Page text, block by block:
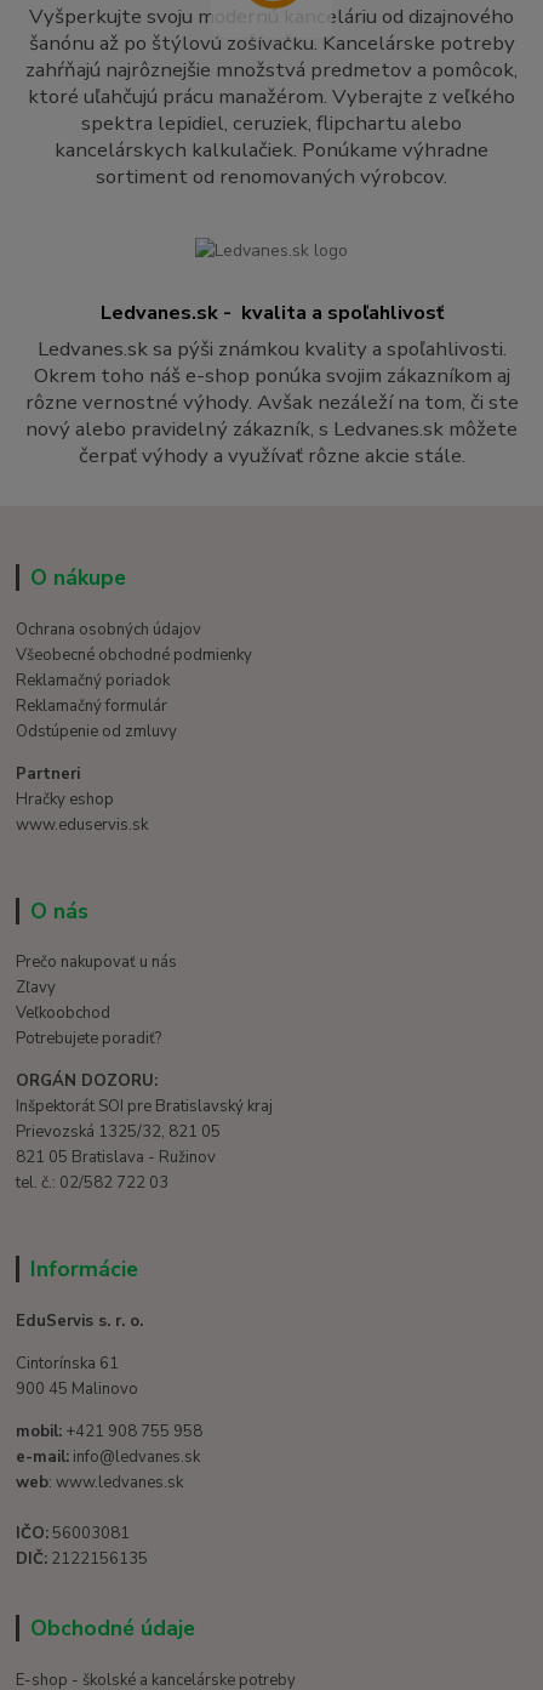
Vyšperkujte svoju modernú kanceláriu od dizajnového
šanónu až po štýlovú zošívačku. Kancelárske potreby
zahŕňajú najrôznejšie množstvá predmetov a pomôcok,
ktoré uľahčujú prácu manažérom. Vyberajte z veľkého
spektra lepidiel, ceruziek, flipchartu alebo
kancelárskych kalkulačiek. Ponúkame výhradne
sortiment od renomovaných výrobcov.
Ledvanes.sk - kvalita a spoľahlivosť
Ledvanes.sk sa pýši známkou kvality a spoľahlivosti.
Okrem toho náš e-shop ponúka svojim zákazníkom aj
rôzne vernostné výhody. Avšak nezáleží na tom, či ste
nový alebo pravidelný zákazník, s Ledvanes.sk môžete
čerpať výhody a využívať rôzne akcie stále.
O nákupe
Ochrana osobných údajov
Všeobecné obchodné podmienky
Reklamačný poriadok
Reklamačný formulár
Odstúpenie od zmluvy
Partneri
Hračky eshop
www.eduservis.sk
O nás
Prečo nakupovať u nás
Zľavy
Veľkoobchod
Potrebujete poradiť?
ORGÁN DOZORU:
Inšpektorát SOI pre Bratislavský kraj
Prievozská 1325/32, 821 05
821 05 Bratislava - Ružinov
tel. č.: 02/582 722 03
Informácie
EduServis s. r. o.
Cintorínska 61
900 45 Malinovo
mobil: +421 908 755 958
e-mail: info@ledvanes.sk
web: www.ledvanes.sk
IČO: 56003081
DIČ: 2122156135
Obchodné údaje
E-shop - školské a kancelárske potreby